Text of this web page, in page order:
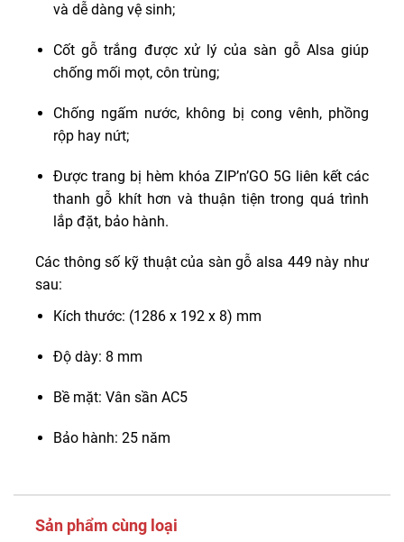
và dễ dàng vệ sinh;
Cốt gỗ trắng được xử lý của sàn gỗ Alsa giúp
chống mối mọt, côn trùng;
Chống ngấm nước, không bị cong vênh, phồng
rộp hay nứt;
Được trang bị hèm khóa ZIP’n’GO 5G liên kết các
thanh gỗ khít hơn và thuận tiện trong quá trình
lắp đặt, bảo hành.
Các thông số kỹ thuật của sàn gỗ alsa 449 này như
sau:
Kích thước: (1286 x 192 x 8) mm
Độ dày: 8 mm
Bề mặt: Vân sần AC5
Bảo hành: 25 năm
Sản phẩm cùng loại